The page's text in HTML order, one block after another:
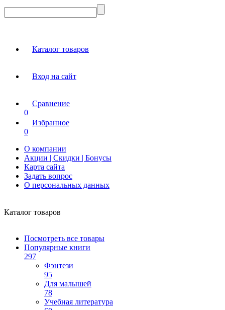
Каталог товаров
Вход на сайт
Сравнение
0
Избранное
0
О компании
Акции | Скидки | Бонусы
Карта сайта
Задать вопрос
О персональных данных
Каталог товаров
Посмотреть все товары
Популярные книги
297
Фэнтези
95
Для малышей
78
Учебная литература